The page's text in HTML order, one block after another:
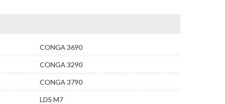
CONGA 3690
CONGA 3290
CONGA 3790
LDS M7